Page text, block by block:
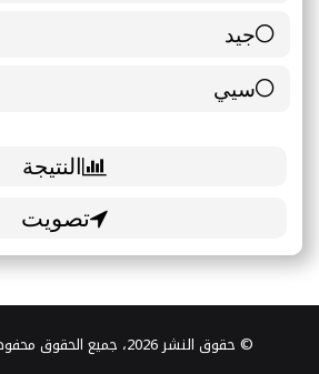
جيد
0 ( 0 % )
سيي
1 ( 14.29 % )
© حقوق النشر 2026، جميع الحقوق محفوظة جريدة امل مصر